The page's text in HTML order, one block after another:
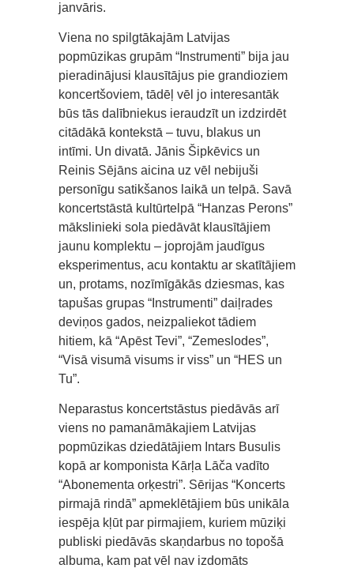
janvāris.
Viena no spilgtākajām Latvijas
popmūzikas grupām “Instrumenti” bija jau
pieradinājusi klausītājus pie grandioziem
koncertšoviem, tādēļ vēl jo interesantāk
būs tās dalībniekus ieraudzīt un izdzirdēt
citādākā kontekstā – tuvu, blakus un
intīmi. Un divatā. Jānis Šipkēvics un
Reinis Sējāns aicina uz vēl nebijuši
personīgu satikšanos laikā un telpā. Savā
koncertstāstā kultūrtelpā “Hanzas Perons”
mākslinieki sola piedāvāt klausītājiem
jaunu komplektu – joprojām jaudīgus
eksperimentus, acu kontaktu ar skatītājiem
un, protams, nozīmīgākās dziesmas, kas
tapušas grupas “Instrumenti” daiļrades
deviņos gados, neizpaliekot tādiem
hitiem, kā “Apēst Tevi”, “Zemeslodes”,
“Visā visumā visums ir viss” un “HES un
Tu”.
Neparastus koncertstāstus piedāvās arī
viens no pamanāmākajiem Latvijas
popmūzikas dziedātājiem Intars Busulis
kopā ar komponista Kārļa Lāča vadīto
“Abonementa orķestri”. Sērijas “Koncerts
pirmajā rindā” apmeklētājiem būs unikāla
iespēja kļūt par pirmajiem, kuriem mūziķi
publiski piedāvās skaņdarbus no topošā
albuma, kam pat vēl nav izdomāts